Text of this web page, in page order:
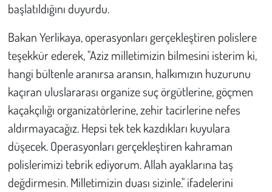
başlatıldığını duyurdu.
Bakan Yerlikaya, operasyonları gerçekleştiren polislere
teşekkür ederek, "Aziz milletimizin bilmesini isterim ki,
hangi bültenle aranırsa aransın, halkımızın huzurunu
kaçıran uluslararası organize suç örgütlerine, göçmen
kaçakçılığı organizatörlerine, zehir tacirlerine nefes
aldırmayacağız. Hepsi tek tek kazdıkları kuyulara
düşecek. Operasyonları gerçekleştiren kahraman
polislerimizi tebrik ediyorum. Allah ayaklarına taş
değdirmesin. Milletimizin duası sizinle." ifadelerini